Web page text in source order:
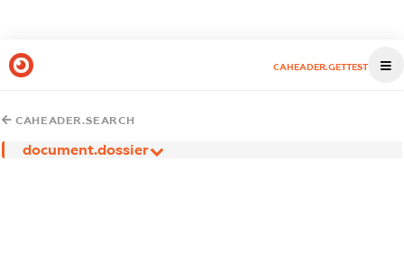
CAHEADER.GETTEST
CAHEADER.SEARCH
document.dossier